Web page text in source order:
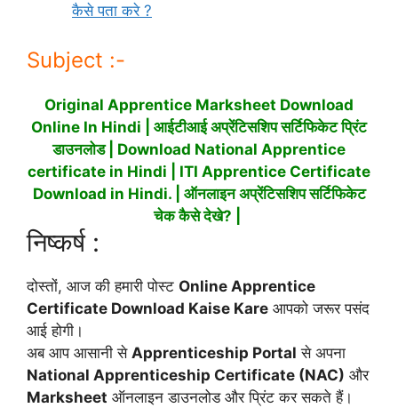
कैसे पता करे ?
Subject :-
Original Apprentice Marksheet Download
Online In Hindi | आईटीआई अप्रेंटिसशिप सर्टिफिकेट प्रिंट
डाउनलोड
Download National Apprentice
certificate in Hindi | ITI Apprentice Certificate
Download in Hindi. | ऑनलाइन अप्रेंटिसशिप सर्टिफिकेट
चेक कैसे देखे? |
निष्कर्ष :
दोस्तों, आज की हमारी पोस्ट Online Apprentice
Certificate Download Kaise Kare आपको जरूर पसंद
आई होगी।
अब आप आसानी से Apprenticeship Portal से अपना
National Apprenticeship Certificate (NAC) और
Marksheet ऑनलाइन डाउनलोड और प्रिंट कर सकते हैं।